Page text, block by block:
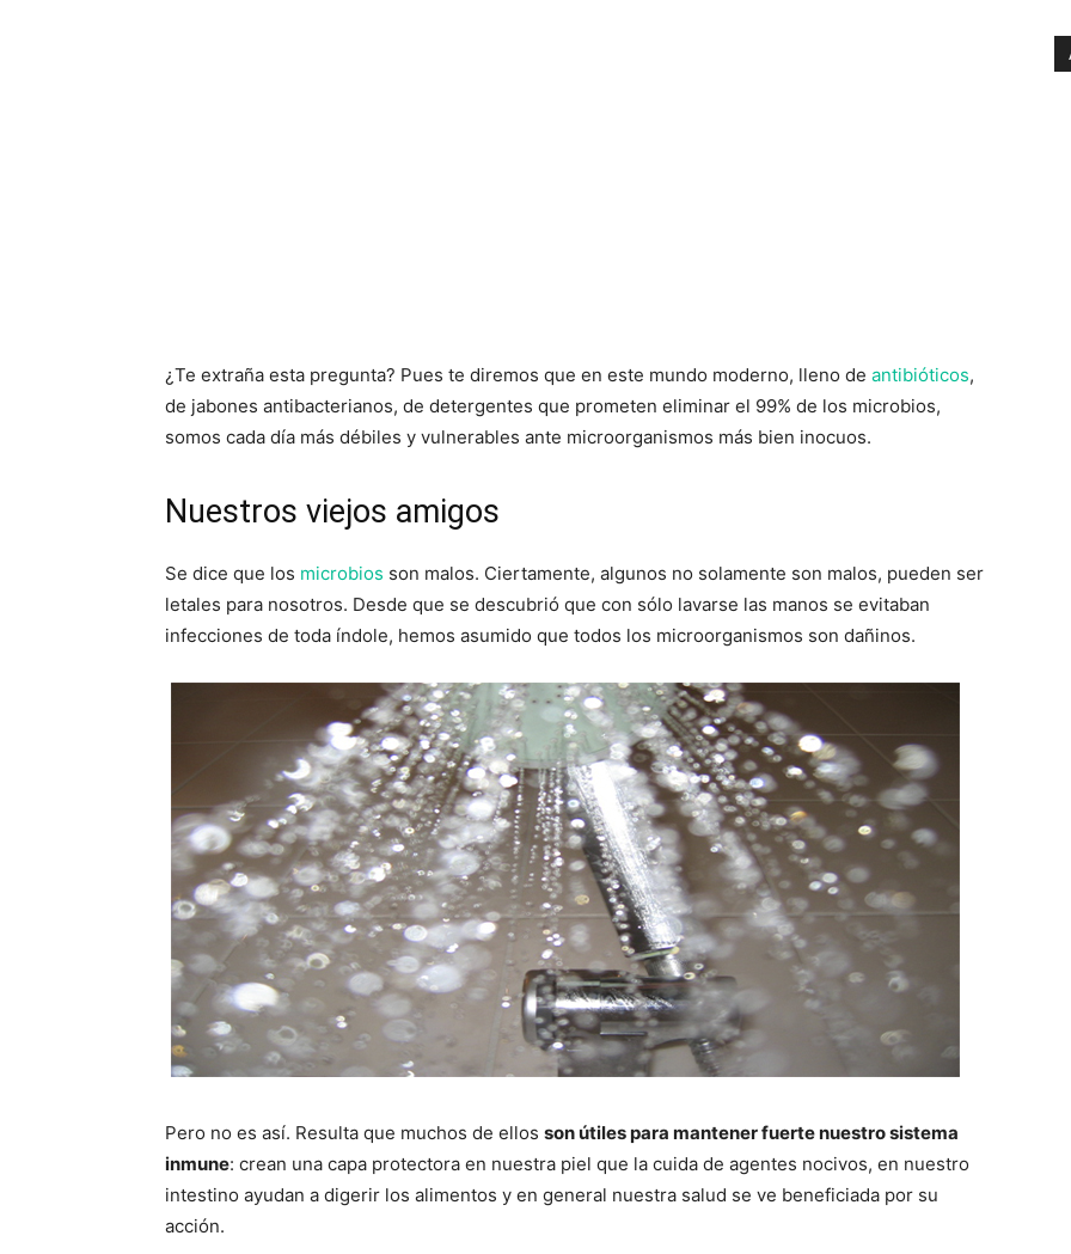
¿Te extraña esta pregunta? Pues te diremos que en este mundo moderno, lleno de antibióticos,
de jabones antibacterianos, de detergentes que prometen eliminar el 99% de los microbios,
somos cada día más débiles y vulnerables ante microorganismos más bien inocuos.
Nuestros viejos amigos
Se dice que los microbios son malos. Ciertamente, algunos no solamente son malos, pueden ser
letales para nosotros. Desde que se descubrió que con sólo lavarse las manos se evitaban
infecciones de toda índole, hemos asumido que todos los microorganismos son dañinos.
Pero no es así. Resulta que muchos de ellos son útiles para mantener fuerte nuestro sistema
inmune: crean una capa protectora en nuestra piel que la cuida de agentes nocivos, en nuestro
intestino ayudan a digerir los alimentos y en general nuestra salud se ve beneficiada por su
acción.